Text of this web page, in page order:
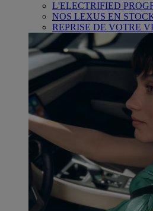
L'ELECTRIFIED
NOS LEXUS EN
REPRISE DE VOTRE